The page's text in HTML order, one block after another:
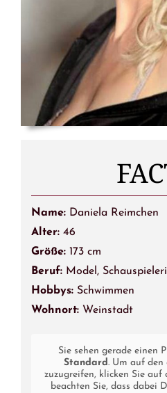
Name: Daniela Reimchen
Alter: 46
Größe: 173 cm
Beruf: Model,
Hobbys: Schwimmen
Wohnort: Weinstadt
Sie sehen gerade einen
Standard . Um auf
zuzugreifen, klicken Sie
beachten Sie, dass dabei